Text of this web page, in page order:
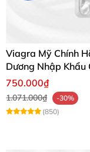
hàng đã trải
vị mật
gắt như loại
quả nhanh
Viagra Mỹ Chính
Dương Nhập Khẩu
750.000₫
1.071.000₫
-30%
(850)